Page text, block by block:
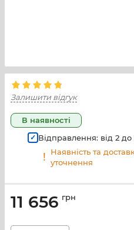
Залишити відгук
В наявності
Відправлення: від 2 до
Наявність та
уточнення
11 656 грн